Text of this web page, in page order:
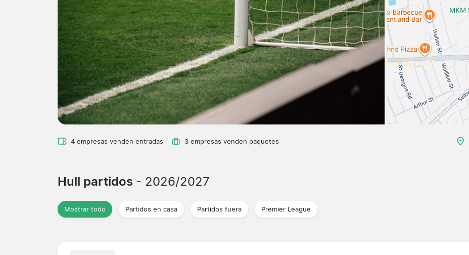
4 empresas venden entradas 3 empresas venden paquetes
Hull partidos - 2026/2027
Mostrar todo Partidos en casa Partidos fuera Premier League